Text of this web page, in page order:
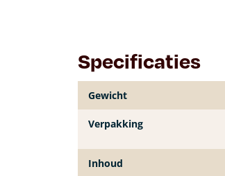
Specificaties
Gewicht
Verpakking
Inhoud